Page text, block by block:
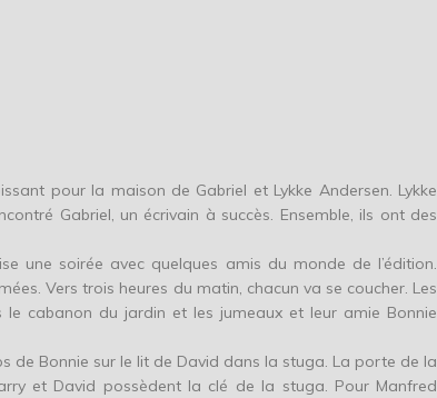
pour la maison de Gabriel et Lykke Andersen. Lykke
Gabriel, un écrivain à succès. Ensemble, ils ont des
une soirée avec quelques amis du monde de l’édition.
Vers trois heures du matin, chacun va se coucher. Les
cabanon du jardin et les jumeaux et leur amie Bonnie
de Bonnie sur le lit de David dans la stuga. La porte de la
et David possèdent la clé de la stuga. Pour Manfred